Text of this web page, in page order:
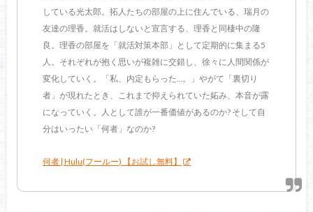
している光太郎。拓人たちの部屋の上に住んでいる、瑞月の
友達の理香。就活はしないと宣言する、理香と同棲中の隆
良。理香の部屋を「就活対策本部」として定期的に集まる5
人。それぞれが抱く思いが複雑に交錯し、徐々に人間関係が
変化していく。「私、内定もらった…。」やがて「裏切り
者」が現れたとき、これまで抑えられていた妬み、本音が露
になっていく。人として誰が一番価値があるのか? そして自
分はいったい「何者」なのか?
何者 | Hulu(フールー) 【お試し無料】